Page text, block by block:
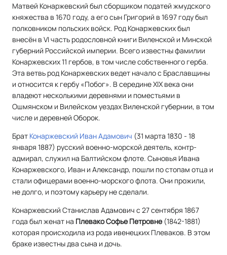
Матвей Конаржевский был сборщиком податей жмудского
княжества в 1670 году, а его сын Григорий в 1697 году был
полковником польских войск. Род Конаржевских был
внесён в VI часть родословной книги Виленской и Минской
губерний Российской империи. Всего известны фамилии
Конаржевских 11 гербов, в том числе собственного герба.
Эта ветвь род Конаржевских ведет начало с Браславщины
и относится к гербу «Побог». В середине XIX века они
владеют несколькими деревнями и поместьями в
Ошмянском и Вилейском уездах Виленской губернии, в том
числе и деревней Оборок.
Брат Конаржевский Иван Адамович (31 марта 1830 - 18
января 1887) русский военно-морской деятель, контр-
адмирал, служил на Балтийском флоте. Сыновья Ивана
Конаржевского, Иван и Александр, пошли по стопам отца и
стали офицерами военно-морского флота. Они прожили,
не долго, и поэтому карьеру не сделали.
Конаржевский Станислав Адамович с 27 сентября 1867
года был женат на Плевако Софье Петровне(1842-1881)
которая происходила из рода ивенецких Плеваков. В этом
браке известны два сына и дочь.